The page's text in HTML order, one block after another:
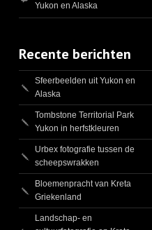
Yukon en Alaska
Recente berichten
Sfeerbeelden uit Yukon en
Alaska
Tombstone Territorial Park
Yukon in herfstkleuren
Urbex fotografie tussen de
scheepswrakken
Bloemenpracht van Kreta
Griekenland
Landschap- en